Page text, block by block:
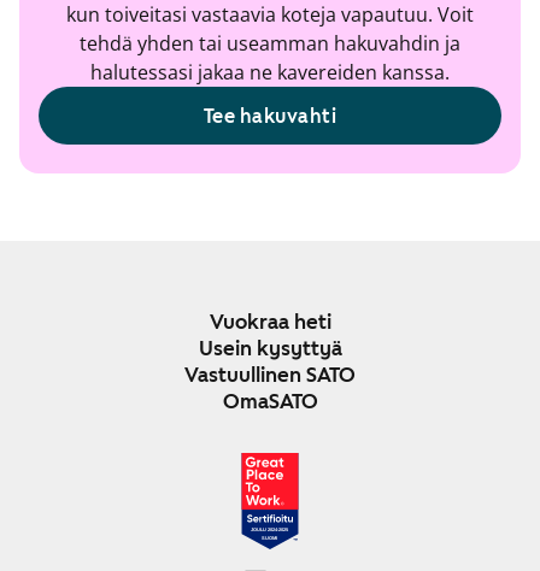
kun toiveitasi vastaavia koteja vapautuu. Voit
tehdä yhden tai useamman hakuvahdin ja
halutessasi jakaa ne kavereiden kanssa.
Tee hakuvahti
Vuokraa heti
Usein kysyttyä
Vastuullinen SATO
OmaSATO
JOULU 2024-2025
SUOMI